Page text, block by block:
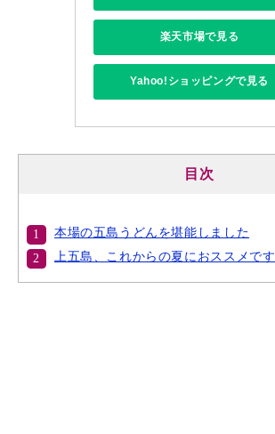
楽天市場で見る
Yahoo!ショッピングで見る
目次
本場の五島うどんを堪能しました
上五島、これからの夏におススメです